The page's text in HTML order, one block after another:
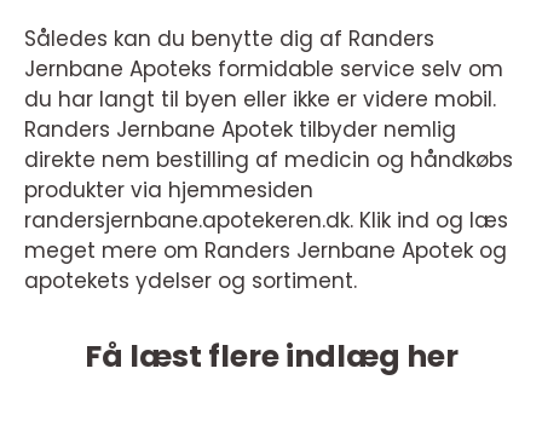
Således kan du benytte dig af Randers
Jernbane Apoteks formidable service selv om
du har langt til byen eller ikke er videre mobil.
Randers Jernbane Apotek tilbyder nemlig
direkte nem bestilling af medicin og håndkøbs
produkter via hjemmesiden
randersjernbane.apotekeren.dk. Klik ind og læs
meget mere om Randers Jernbane Apotek og
apotekets ydelser og sortiment.
Få læst flere indlæg her